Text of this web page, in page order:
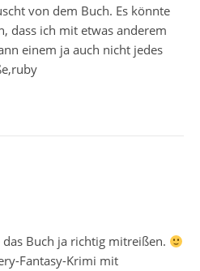
von dem Buch. Es könnte
dass ich mit etwas anderem
einem ja auch nicht jedes
Buch ja richtig mitreißen.
Fantasy-Krimi mit